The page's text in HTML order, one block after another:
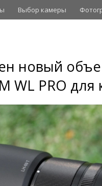
Выбор камеры
новый
WL PRO